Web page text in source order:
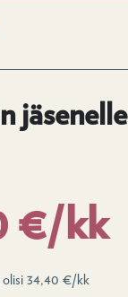
jäsenelle
€/kk
olisi 34,40 €/kk